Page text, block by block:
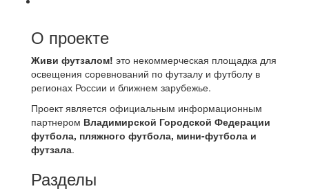
О проекте
Живи футзалом! это некоммерческая площадка для
освещения соревнований по футзалу и футболу в
регионах России и ближнем зарубежье.
Проект является официальным информационным
партнером Владимирской Городской Федерации
футбола, пляжного футбола, мини-футбола и
футзала.
Разделы